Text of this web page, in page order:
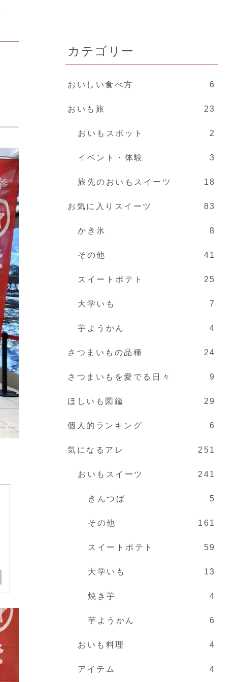
カテゴリー
おいしい食べ方 6
おいも旅 23
おいもスポット 2
イベント・体験 3
旅先のおいもスイーツ 18
お気に入りスイーツ 83
かき氷 8
その他 41
スイートポテト 25
大学いも 7
芋ようかん 4
さつまいもの品種 24
さつまいもを愛でる日々 9
ほしいも図鑑 29
個人的ランキング 6
気になるアレ 251
おいもスイーツ 241
きんつば 5
その他 161
スイートポテト 59
大学いも 13
焼き芋 4
芋ようかん 6
おいも料理 4
アイテム 4